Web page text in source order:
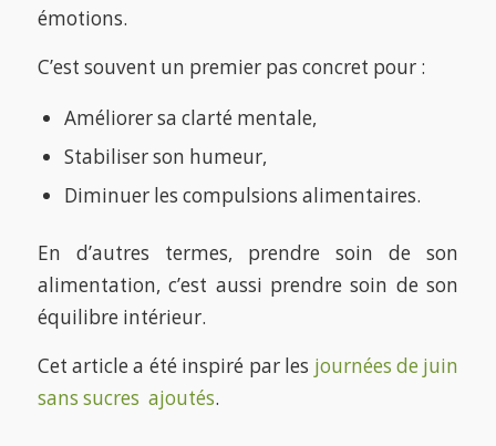
émotions.
C’est souvent un premier pas concret pour :
Améliorer sa clarté mentale,
Stabiliser son humeur,
Diminuer les compulsions alimentaires.
En d’autres termes, prendre soin de son
alimentation, c’est aussi prendre soin de son
équilibre intérieur.
Cet article a été inspiré par les journées de juin
sans sucres ajoutés.